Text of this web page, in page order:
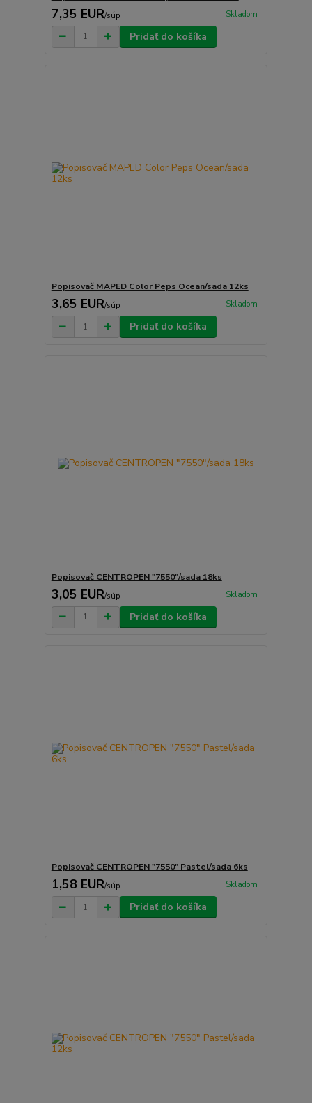
7,35 EUR/súp Skladom
Pridať do košíka
Popisovač MAPED Color Peps Ocean/sada 12ks
3,65 EUR/súp Skladom
Pridať do košíka
Popisovač CENTROPEN "7550"/sada 18ks
3,05 EUR/súp Skladom
Pridať do košíka
Popisovač CENTROPEN "7550" Pastel/sada 6ks
1,58 EUR/súp Skladom
Pridať do košíka